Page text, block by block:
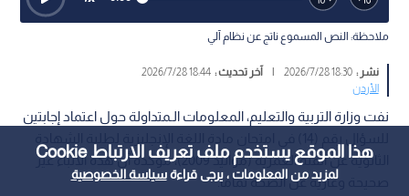
هذا الموقع يستخدم ملف تعريف الارتباط Cookie
لمزيد من المعلومات ، يرجى قراءةسياسة الخصوصية
ملاحظة: النص المسموع ناتج عن نظام آلي
نشر :18:30 2026/7/28
| آخر تحديث :18:44 2026/7/28
الأردن
نفت وزارة التربية والتعليم، المعلومات الـمتداولة حول اعتماد إجابتين
الثانوية عن الفئة العمرية (مواليد 2009)، مؤكدة أن هذه الأنباء غير
صحيحة وعارية عن الصحة تماما.